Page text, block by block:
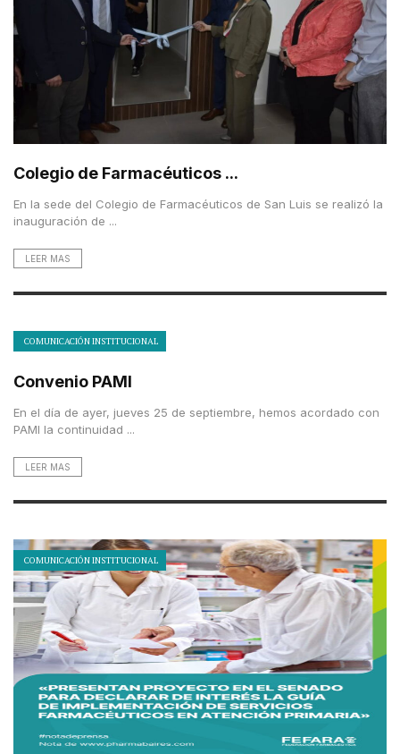
Colegio de Farmacéuticos ...
En la sede del Colegio de Farmacéuticos de San Luis se realizó la
inauguración de ...
LEER MAS
COMUNICACIÓN INSTITUCIONAL
Convenio PAMI
En el día de ayer, jueves 25 de septiembre, hemos acordado con
PAMI la continuidad ...
LEER MAS
COMUNICACIÓN INSTITUCIONAL